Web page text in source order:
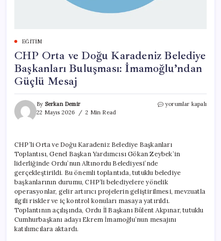
EĞITIM
CHP Orta ve Doğu Karadeniz Belediye
Başkanları Buluşması: İmamoğlu’ndan
Güçlü Mesaj
By Serkan Demir
22 Mayıs 2026
2 Min Read
CHP
Belediye
Başkanları
İmamoğlu’ndan
Güçlü
için
yorumlar kapalı
CHP’li Orta ve Doğu Karadeniz Belediye Başkanları
Toplantısı, Genel Başkan Yardımcısı Gökan Zeybek’in
liderliğinde Ordu’nun Altınordu Belediyesi’nde
gerçekleştirildi. Bu önemli toplantıda, tutuklu belediye
başkanlarının durumu, CHP’li belediyelere yönelik
operasyonlar, gelir artırıcı projelerin geliştirilmesi, mevzuatla
ilgili riskler ve iç kontrol konuları masaya yatırıldı.
Toplantının açılışında, Ordu İl Başkanı Bülent Akpınar, tutuklu
Cumhurbaşkanı adayı Ekrem İmamoğlu’nun mesajını
katılımcılara aktardı.